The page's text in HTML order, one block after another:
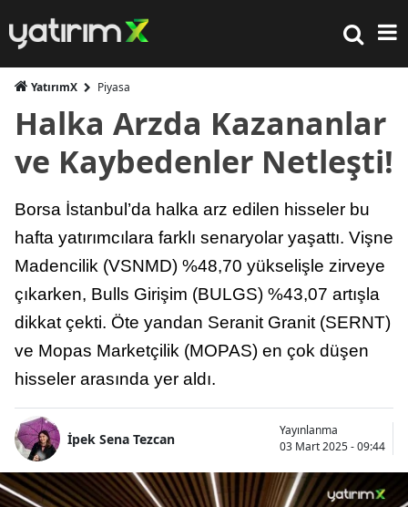
YatırımX Piyasa
Halka Arzda Kazananlar
ve Kaybedenler Netleşti!
Borsa İstanbul’da halka arz edilen hisseler bu
hafta yatırımcılara farklı senaryolar yaşattı. Vişne
Madencilik (VSNMD) %48,70 yükselişle zirveye
çıkarken, Bulls Girişim (BULGS) %43,07 artışla
dikkat çekti. Öte yandan Seranit Granit (SERNT)
ve Mopas Marketçilik (MOPAS) en çok düşen
hisseler arasında yer aldı.
İpek Sena Tezcan
Yayınlanma
03 Mart 2025 - 09:44